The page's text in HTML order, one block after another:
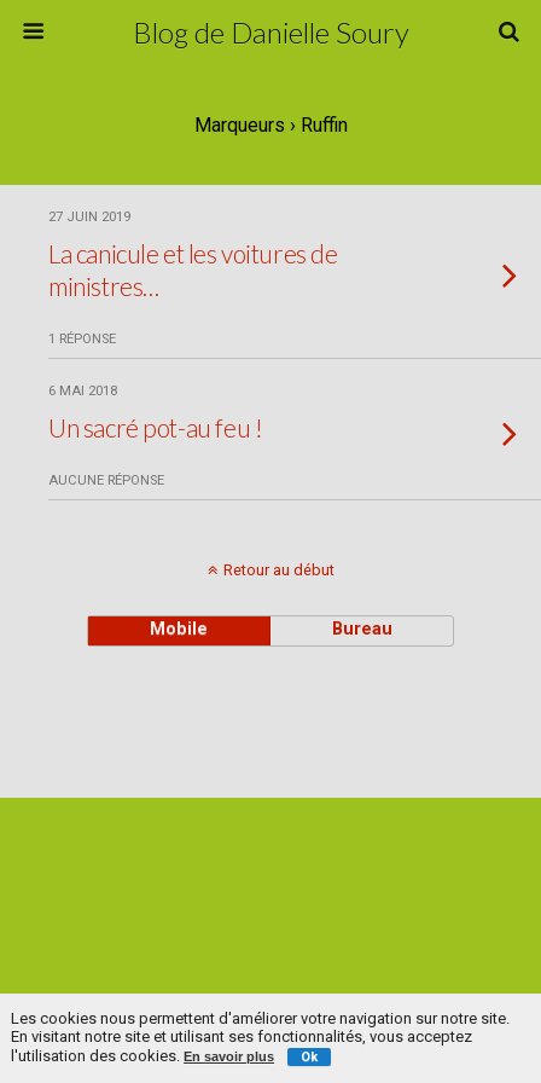
Blog de Danielle Soury
Marqueurs › Ruffin
27 JUIN 2019
La canicule et les voitures de
ministres…
1 RÉPONSE
6 MAI 2018
Un sacré pot-au feu !
AUCUNE RÉPONSE
Retour au début
Mobile Bureau
Les cookies nous permettent d'améliorer votre navigation sur notre site.
En visitant notre site et utilisant ses fonctionnalités, vous acceptez
l'utilisation des cookies.En savoir plus Ok